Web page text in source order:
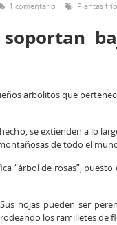
1 comentario Plantas frío
soportan
arbolitos que
se extienden a lo
de todo el
“árbol de rosas”, puesto
Sus hojas pueden ser
rodeando los ramilletes de